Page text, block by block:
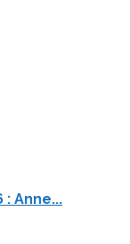
Anne...